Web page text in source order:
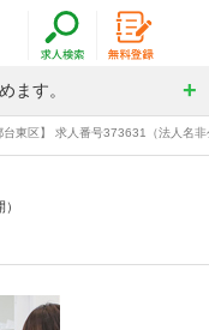
ます。
台東区】 求人番号373631（法人名